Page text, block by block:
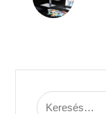
Keresés: